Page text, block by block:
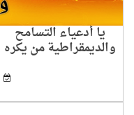
يا أدعياء التسامح
والديمقراطية من يكره